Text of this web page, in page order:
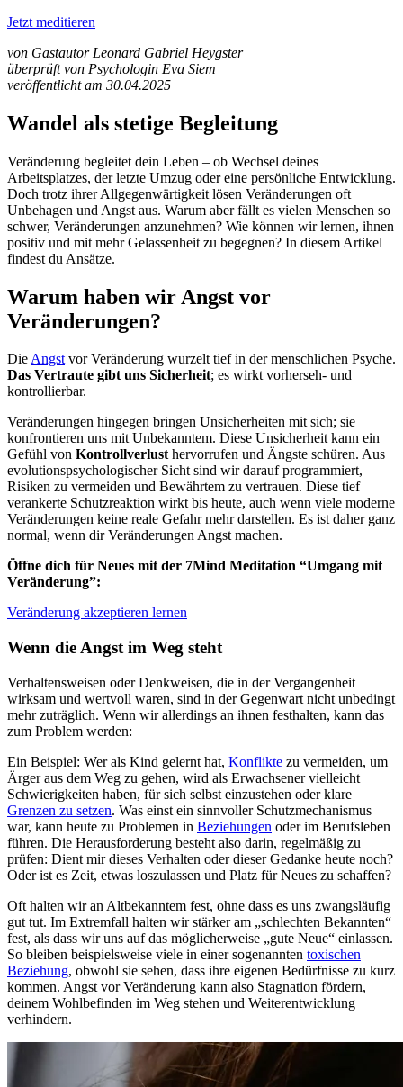
Jetzt meditieren
von Gastautor Leonard Gabriel Heygster
überprüft von Psychologin Eva Siem
veröffentlicht am 30.04.2025
Wandel als stetige Begleitung
Veränderung begleitet dein Leben – ob Wechsel deines
Arbeitsplatzes, der letzte Umzug oder eine persönliche Entwicklung.
Doch trotz ihrer Allgegenwärtigkeit lösen Veränderungen oft
Unbehagen und Angst aus. Warum aber fällt es vielen Menschen so
schwer, Veränderungen anzunehmen? Wie können wir lernen, ihnen
positiv und mit mehr Gelassenheit zu begegnen? In diesem Artikel
findest du Ansätze.
Warum haben wir Angst vor
Veränderungen?
DieAngstvor Veränderung wurzelt tief in der menschlichen Psyche.
Das Vertraute gibt uns Sicherheit; es wirkt vorherseh- und
kontrollierbar.
Veränderungen hingegen bringen Unsicherheiten mit sich; sie
konfrontieren uns mit Unbekanntem. Diese Unsicherheit kann ein
Gefühl von Kontrollverlusthervorrufen und Ängste schüren. Aus
evolutionspsychologischer Sicht sind wir darauf programmiert,
Risiken zu vermeiden und Bewährtem zu vertrauen. Diese tief
verankerte Schutzreaktion wirkt bis heute, auch wenn viele moderne
Veränderungen keine reale Gefahr mehr darstellen. Es ist daher ganz
normal, wenn dir Veränderungen Angst machen.
Öffne dich für Neues mit der 7Mind Meditation “Umgang mit
Veränderung”:
Veränderung akzeptieren lernen
Wenn die Angst im Weg steht
Verhaltensweisen oder Denkweisen, die in der Vergangenheit
wirksam und wertvoll waren, sind in der Gegenwart nicht unbedingt
mehr zuträglich. Wenn wir allerdings an ihnen festhalten, kann das
zum Problem werden:
Ein Beispiel: Wer als Kind gelernt hat, Konflikte zu vermeiden, um
Ärger aus dem Weg zu gehen, wird als Erwachsener vielleicht
Schwierigkeiten haben, für sich selbst einzustehen oder klare
Grenzen zu setzen. Was einst ein sinnvoller Schutzmechanismus
war, kann heute zu Problemen in Beziehungen oder im Berufsleben
führen. Die Herausforderung besteht also darin, regelmäßig zu
prüfen: Dient mir dieses Verhalten oder dieser Gedanke heute noch?
Oder ist es Zeit, etwas loszulassen und Platz für Neues zu schaffen?
Oft halten wir an Altbekanntem fest, ohne dass es uns zwangsläufig
gut tut. Im Extremfall halten wir stärker am „schlechten Bekannten“
fest, als dass wir uns auf das möglicherweise „gute Neue“ einlassen.
So bleiben beispielsweise viele in einer sogenannten toxischen
Beziehung, obwohl sie sehen, dass ihre eigenen Bedürfnisse zu kurz
kommen. Angst vor Veränderung kann also Stagnation fördern,
deinem Wohlbefinden im Weg stehen und Weiterentwicklung
verhindern.